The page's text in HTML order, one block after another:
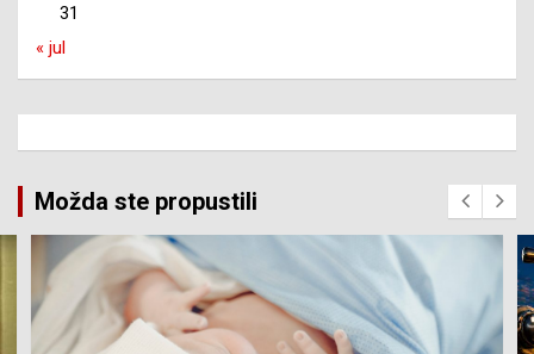
31
« jul
Možda ste propustili